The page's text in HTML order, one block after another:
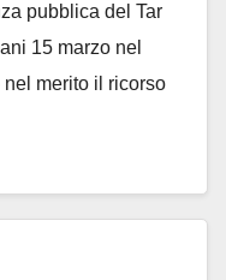
pubblica del Tar
15 marzo nel
merito il ricorso